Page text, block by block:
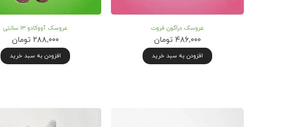
عروسک دراگون فروت
۴۸۶,۰۰۰ تومان
افزودن به سبد خرید
عروسک آووکادو ۱۳ سانتی
۲۸۸,۰۰۰ تومان
افزودن به سبد خرید